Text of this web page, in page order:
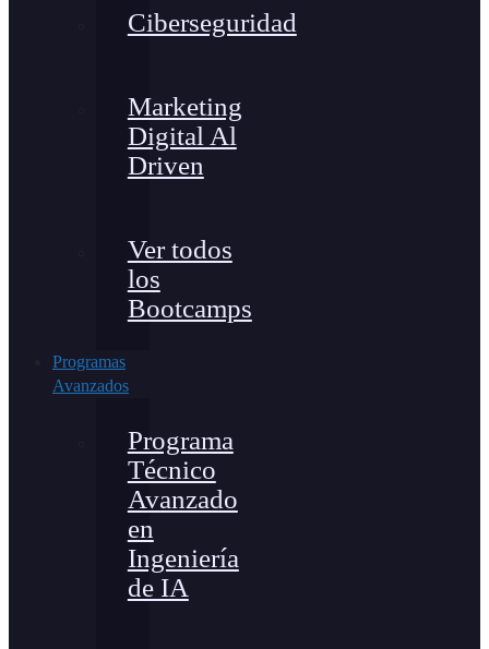
Ciberseguridad
Marketing
Digital Al
Driven
Ver todos
los
Bootcamps
Programas
Avanzados
Programa
Técnico
Avanzado
en
Ingeniería
de IA